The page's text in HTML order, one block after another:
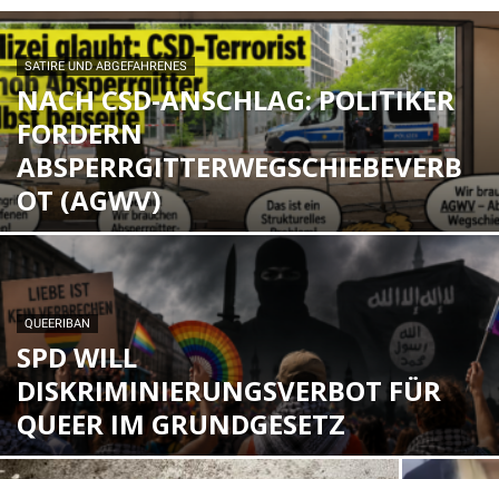
SATIRE UND ABGEFAHRENES
NACH CSD-ANSCHLAG: POLITIKER
FORDERN
ABSPERRGITTERWEGSCHIEBEVERB
OT (AGWV)
QUEERIBAN
SPD WILL
DISKRIMINIERUNGSVERBOT FÜR
QUEER IM GRUNDGESETZ